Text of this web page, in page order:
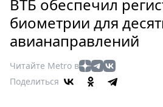
Россия
Мир
Здоровье
Туризм
Мода
ВТБ обеспечил
биометрии для
авианаправлений
Читайте Metro в
Поделиться